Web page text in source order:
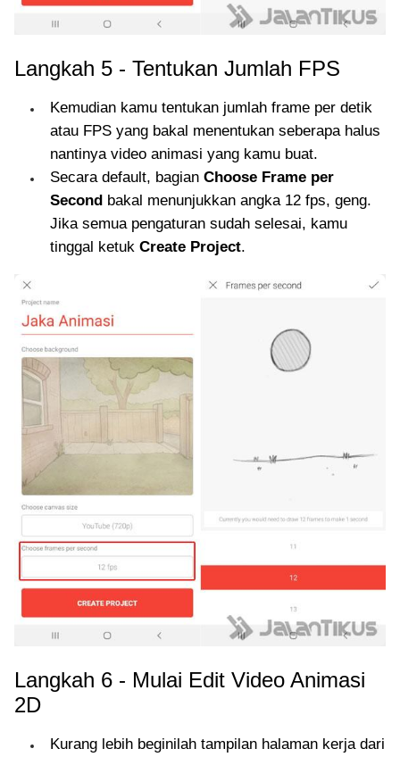
Langkah 5 - Tentukan Jumlah FPS
Kemudian kamu tentukan jumlah frame per detik
atau FPS yang bakal menentukan seberapa halus
nantinya video animasi yang kamu buat.
Secara default, bagian Choose Frame per
Second bakal menunjukkan angka 12 fps, geng.
Jika semua pengaturan sudah selesai, kamu
tinggal ketuk Create Project.
Langkah 6 - Mulai Edit Video Animasi
2D
Kurang lebih beginilah tampilan halaman kerja dari